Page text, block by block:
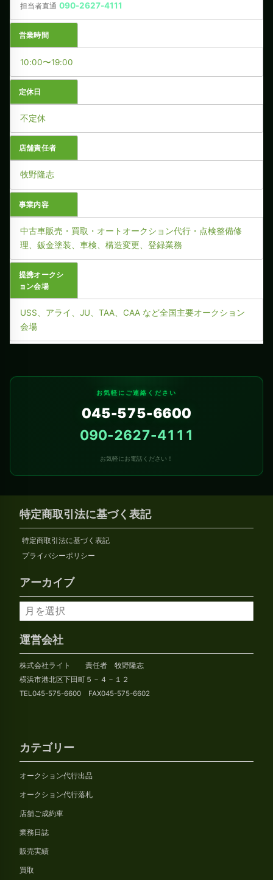
担当者直通 090-2627-4111
営業時間
10:00〜19:00
定休日
不定休
店舗責任者
牧野隆志
事業内容
中古車販売・買取・オートオークション代行・点検整備修
理、鈑金塗装、車検、構造変更、登録業務
提携オークシ
ョン会場
USS、アライ、JU、TAA、CAA など全国主要オークション
会場
お気軽にご連絡ください
045-575-6600
090-2627-4111
お気軽にお電話ください！
特定商取引法に基づく表記
特定商取引法に基づく表記
プライバシーポリシー
アーカイブ
ア
ー
カ
イ
ブ
運営会社
株式会社ライト 責任者 牧野隆志
横浜市港北区下田町５－４－１２
TEL045-575-6600 FAX045-575-6602
カテゴリー
オークション代行出品
オークション代行落札
店舗ご成約車
業務日誌
販売実績
買取